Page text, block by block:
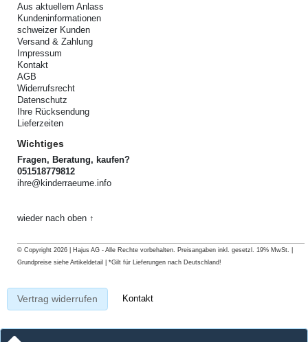
Aus aktuellem Anlass
Kundeninformationen
schweizer Kunden
Versand & Zahlung
Impressum
Kontakt
AGB
Widerrufsrecht
Datenschutz
Ihre Rücksendung
Lieferzeiten
Wichtiges
Fragen, Beratung, kaufen?
051518779812
ihre@kinderraeume.info
wieder nach oben ↑
© Copyright 2026 | Hajus AG - Alle Rechte vorbehalten. Preisangaben inkl. gesetzl. 19% MwSt. |
Grundpreise siehe Artikeldetail | *Gilt für Lieferungen nach Deutschland!
Vertrag widerrufen Kontakt